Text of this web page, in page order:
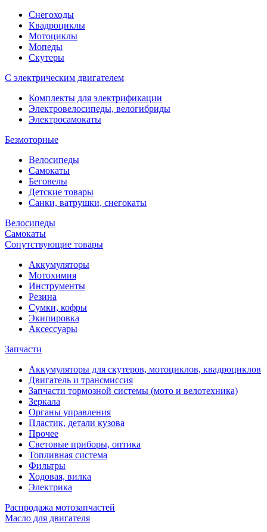
Снегоходы
Квадроциклы
Мотоциклы
Мопеды
Скутеры
С электрическим двигателем
Комплекты для электрификации
Электровелосипеды, велогибриды
Электросамокаты
Безмоторные
Велосипеды
Самокаты
Беговелы
Детские товары
Санки, ватрушки, снегокаты
Велосипеды
Самокаты
Сопутствующие товары
Аккумуляторы
Мотохимия
Инструменты
Резина
Сумки, кофры
Экипировка
Аксессуары
Запчасти
Аккумуляторы для скутеров, мотоциклов, квадроциклов
Двигатель и трансмиссия
Запчасти тормозной системы (мото и велотехника)
Зеркала
Органы управления
Пластик, детали кузова
Прочее
Световые приборы, оптика
Топливная система
Фильтры
Ходовая, вилка
Электрика
Распродажа мотозапчастей
Масло для двигателя